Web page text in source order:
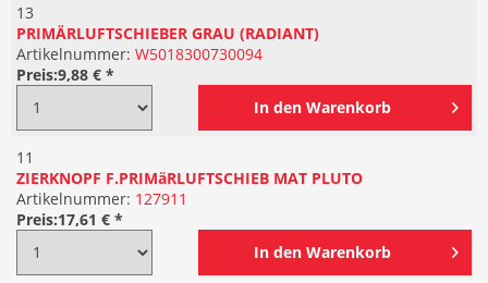
13
PRIMÄRLUFTSCHIEBER GRAU (RADIANT)
Artikelnummer: W5018300730094
Preis:9,88 € *
In den Warenkorb
11
ZIERKNOPF F.PRIMäRLUFTSCHIEB MAT PLUTO
Artikelnummer: 127911
Preis:17,61 € *
In den Warenkorb